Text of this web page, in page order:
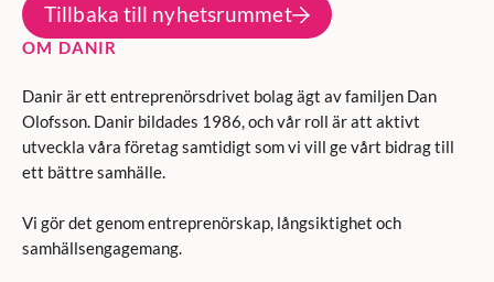
Tillbaka till nyhetsrummet
OM DANIR
Danir är ett entreprenörsdrivet bolag ägt av familjen Dan
Olofsson. Danir bildades 1986, och vår roll är att aktivt
utveckla våra företag samtidigt som vi vill ge vårt bidrag till
ett bättre samhälle.
Vi gör det genom entreprenörskap, långsiktighet och
samhällsengagemang.